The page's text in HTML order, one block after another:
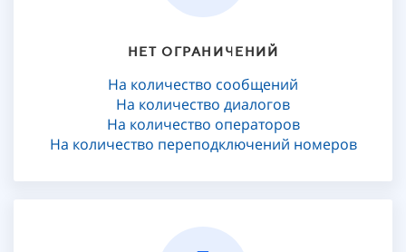
НЕТ ОГРАНИЧЕНИЙ
На количество сообщений
На количество диалогов
На количество операторов
На количество переподключений номеров